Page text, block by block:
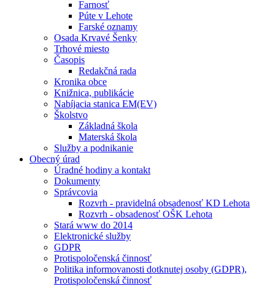
Farnosť
Púte v Lehote
Farské oznamy
Osada Krvavé Šenky
Trhové miesto
Časopis
Redakčná rada
Kronika obce
Knižnica, publikácie
Nabíjacia stanica EM(EV)
Školstvo
Základná škola
Materská škola
Služby a podnikanie
Obecný úrad
Úradné hodiny a kontakt
Dokumenty
Správcovia
Rozvrh - pravidelná obsadenosť KD Lehota
Rozvrh - obsadenosť OŠK Lehota
Stará www do 2014
Elektronické služby
GDPR
Protispoločenská činnosť
Politika informovanosti dotknutej osoby (GDPR),
Protispoločenská činnosť